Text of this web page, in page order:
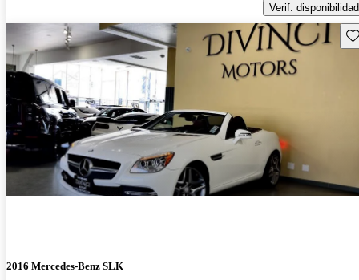
Verif. disponibilidad
2016 Mercedes-Benz SLK